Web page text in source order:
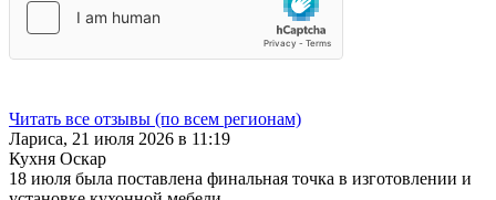
Читать все отзывы (по всем регионам)
Лариса, 21 июля 2026 в 11:19
Кухня Оскар
18 июля была поставлена финальная точка в изготовлении и